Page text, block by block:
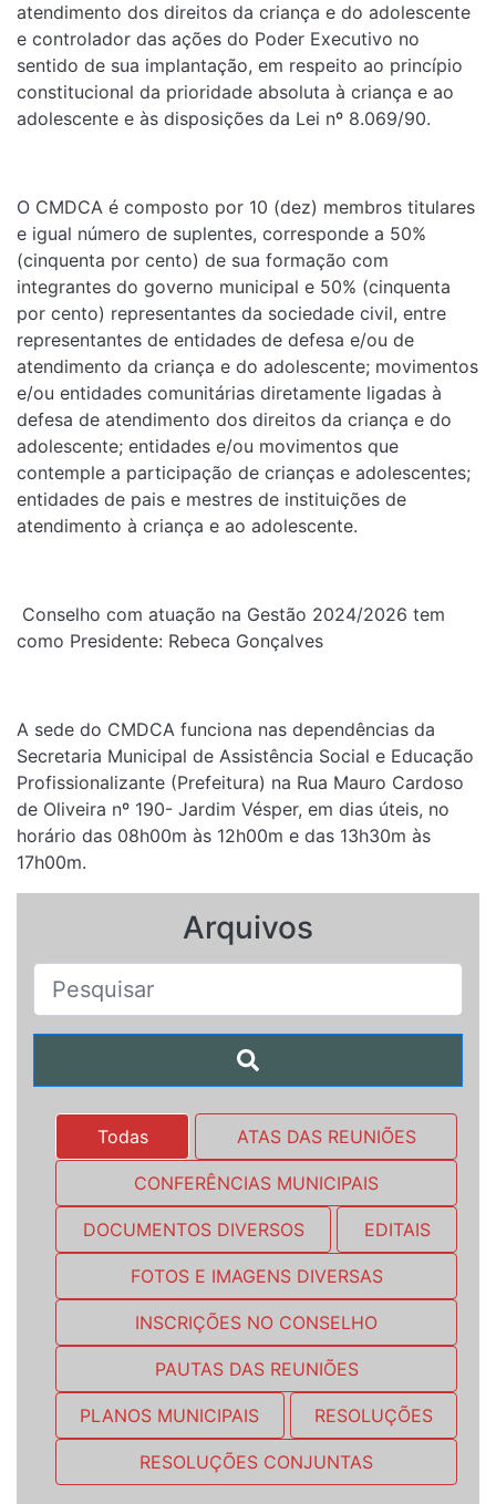
atendimento dos direitos da criança e do adolescente
e controlador das ações do Poder Executivo no
sentido de sua implantação, em respeito ao princípio
constitucional da prioridade absoluta à criança e ao
adolescente e às disposições da Lei nº 8.069/90.
O CMDCA é composto por 10 (dez) membros titulares
e igual número de suplentes, corresponde a 50%
(cinquenta por cento) de sua formação com
integrantes do governo municipal e 50% (cinquenta
por cento) representantes da sociedade civil, entre
representantes de entidades de defesa e/ou de
atendimento da criança e do adolescente; movimentos
e/ou entidades comunitárias diretamente ligadas à
defesa de atendimento dos direitos da criança e do
adolescente; entidades e/ou movimentos que
contemple a participação de crianças e adolescentes;
entidades de pais e mestres de instituições de
atendimento à criança e ao adolescente.
Conselho com atuação na Gestão 2024/2026 tem
como Presidente: Rebeca Gonçalves
A sede do CMDCA funciona nas dependências da
Secretaria Municipal de Assistência Social e Educação
Profissionalizante (Prefeitura) na Rua Mauro Cardoso
de Oliveira nº 190- Jardim Vésper, em dias úteis, no
horário das 08h00m às 12h00m e das 13h30m às
17h00m.
Arquivos
Todas ATAS DAS REUNIÕES
CONFERÊNCIAS MUNICIPAIS
DOCUMENTOS DIVERSOS EDITAIS
FOTOS E IMAGENS DIVERSAS
INSCRIÇÕES NO CONSELHO
PAUTAS DAS REUNIÕES
PLANOS MUNICIPAIS RESOLUÇÕES
RESOLUÇÕES CONJUNTAS